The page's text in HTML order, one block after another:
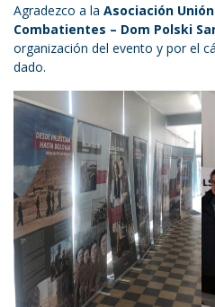
Agradezco a la Asociación
Combatientes – Dom Polski
organización del evento y por el
dado.